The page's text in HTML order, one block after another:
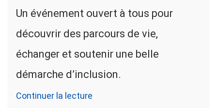
Un événement ouvert à tous pour
découvrir des parcours de vie,
échanger et soutenir une belle
démarche d’inclusion.
Continuer la lecture